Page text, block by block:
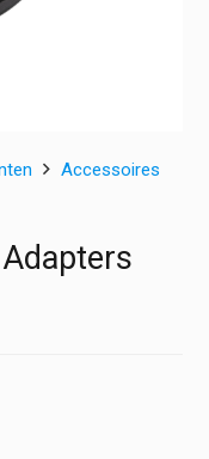
Accessoires